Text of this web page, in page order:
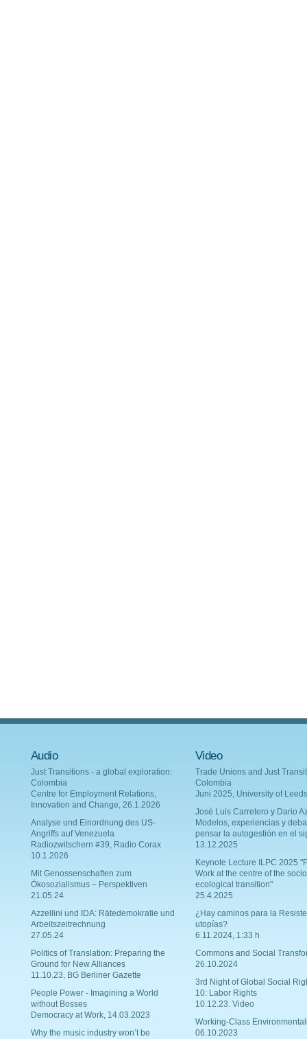
Audio
Just Transitions - a global exploration:
Colombia
Centre for Employment Relations,
Innovation and Change, 26.1.2026
Analyse und Einordnung des US-
Angriffs auf Venezuela
Radiozwitschern #39, Radio Corax
10.1.2026
Mit Genossenschaften zum
Ökosozialismus – Perspektiven
21.05.24
Azzellini und IDA: Rätedemokratie und
Arbeitszeitrechnung
27.05.24
Politics of Translation: Preparing the
Ground for New Alliances
11.10.23, BG Berliner Gazette
People Power - Imagining a World
without Bosses
Democracy at Work, 14.03.2023
Why the music industry won’t be
Video
Trade Unions and Just
Colombia
Juni 2025, University of Leeds
Josè Luis Carretero y Dario
Modelos, experiencias y
pensar la autogestión en el
13.12.2025
Keynote Lecture ILPC 2025
Work at the centre of the
ecological transition"
25.4.2025
¿Hay caminos para la
utopías?
6.11.2024, 1:33 h
Commons and Social
26.10.2024
3rd Night of Global Social
10: Labor Rights
10.12.23. Video
Working-Class
06.10.2023